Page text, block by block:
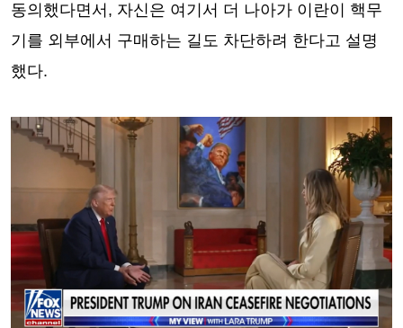
동의했다면서, 자신은 여기서 더 나아가 이란이 핵무
기를 외부에서 구매하는 길도 차단하려 한다고 설명
했다.